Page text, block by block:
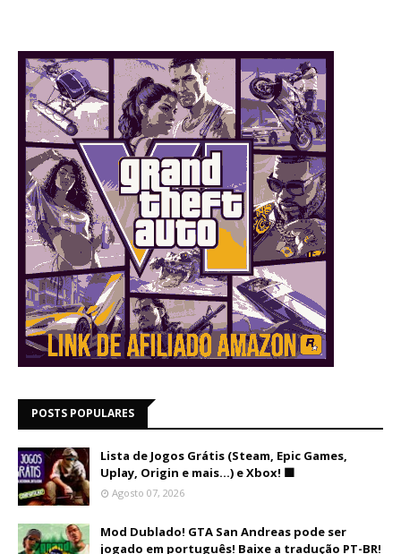
POSTS POPULARES
Lista de Jogos Grátis (Steam, Epic Games,
Uplay, Origin e mais...) e Xbox! 🟩
Agosto 07, 2026
Mod Dublado! GTA San Andreas pode ser
jogado em português! Baixe a tradução PT-BR!